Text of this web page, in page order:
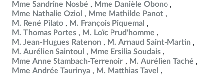
Mme Sandrine Nosbé
Mme Danièle Obono
Mme Nathalie Oziol
Mme Mathilde Panot
M. René Pilato
M. François Piquemal
M. Thomas Portes
M. Loïc Prud'homme
M. Jean-Hugues Ratenon
M. Arnaud Saint-Martin
M. Aurélien Saintoul
Mme Ersilia Soudais
Mme Anne Stambach-Terrenoir
M. Aurélien Taché
Mme Andrée Taurinya
M. Matthias Tavel